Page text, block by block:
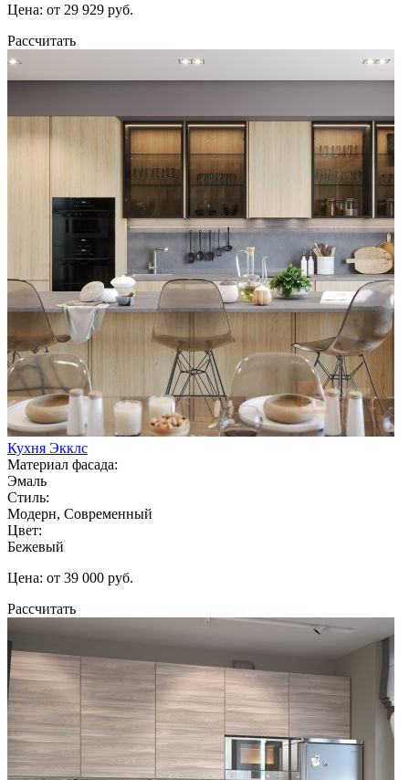
Цена: от 29 929 руб.
Рассчитать
Кухня Экклс
Материал фасада:
Эмаль
Стиль:
Модерн, Современный
Цвет:
Бежевый
Цена: от 39 000 руб.
Рассчитать